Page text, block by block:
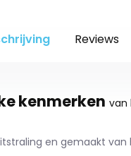
Reviews
kenmerken van
en gemaakt van